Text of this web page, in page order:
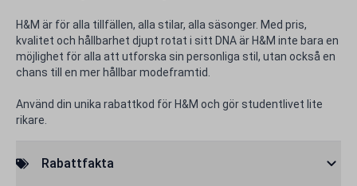
H&M är för alla tillfällen, alla stilar, alla säsonger. Med pris,
kvalitet och hållbarhet djupt rotat i sitt DNA är H&M inte bara en
möjlighet för alla att utforska sin personliga stil, utan också en
chans till en mer hållbar modeframtid.
Använd din unika rabattkod för H&M och gör studentlivet lite
rikare.
Rabattfakta